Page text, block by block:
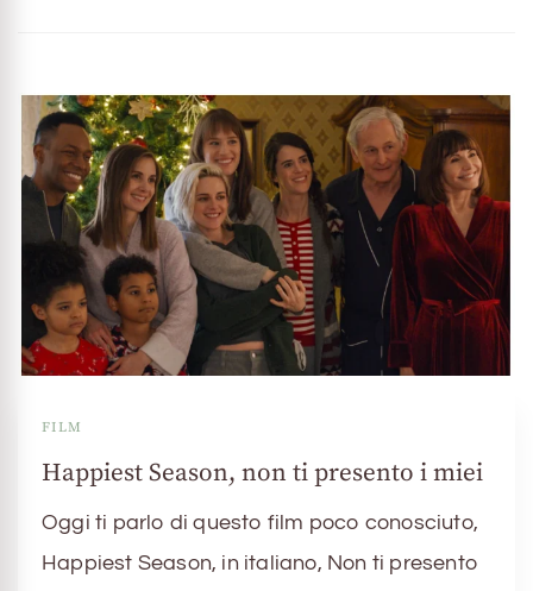
FILM
Happiest Season, non ti presento i miei
Oggi ti parlo di questo film poco conosciuto,
Happiest Season, in italiano, Non ti presento